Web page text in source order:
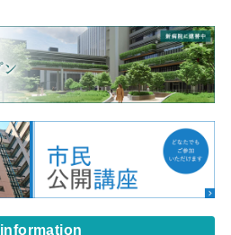
information